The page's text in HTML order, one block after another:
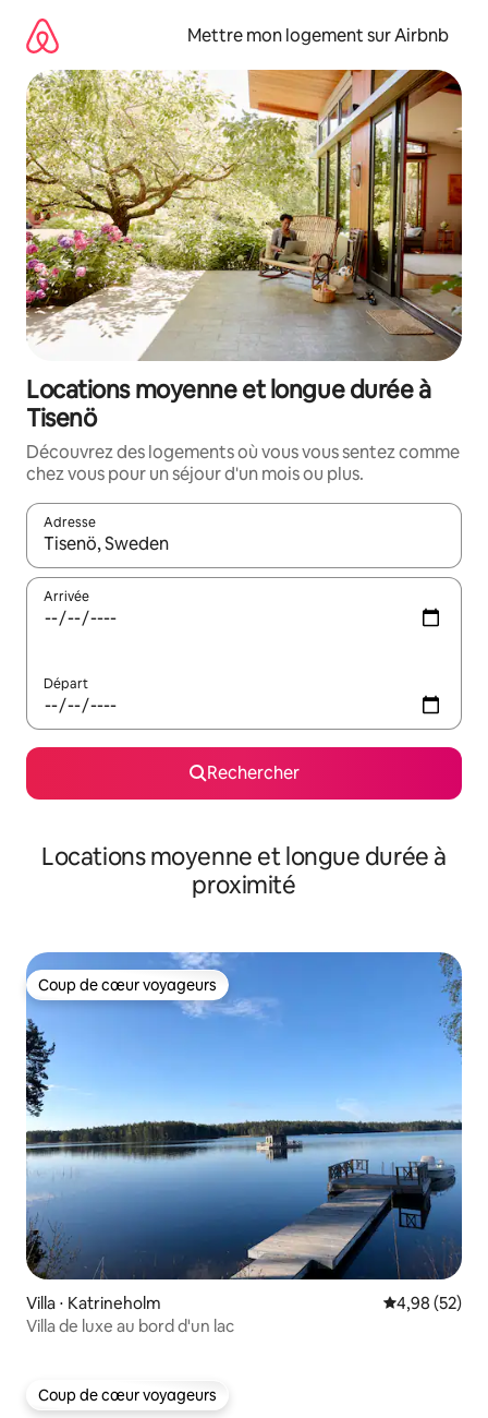
directement
contenu
Mettre mon logement sur Airbnb
Locations moyenne et longue durée à
Tisenö
Découvrez des logements où vous vous sentez comme
chez vous pour un séjour d'un mois ou plus.
Adresse
Lorsque les résultats s'affichent, utilisez les flèches vers le
Arrivée
Départ
Rechercher
Locations moyenne et longue durée à
proximité
Coup de cœur voyageurs
Coup de cœur voyageurs
Villa ⋅ Katrineholm Évaluation
4,98 (52)
Villa de luxe au bord d'un lac
Coup de cœur voyageurs
Coup de cœur voyageurs